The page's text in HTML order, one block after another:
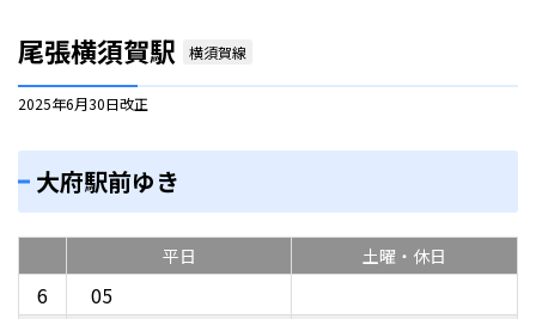
尾張横須賀駅 横須賀線
2025年6月30日改正
大府駅前ゆき
平日
6
05
土曜・休日